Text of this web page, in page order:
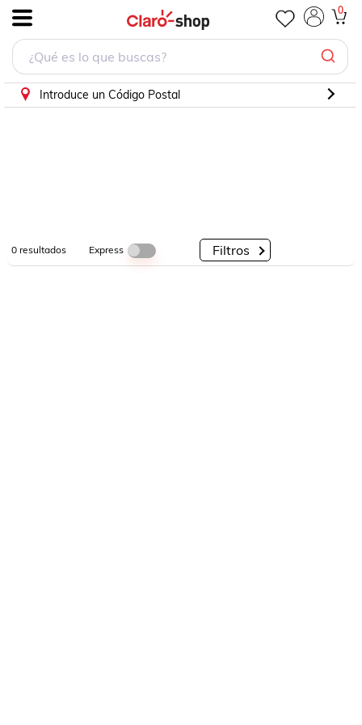
0
Introduce un Código Postal
0resultados Express Filtros
PorCategorías
PorMarcas
PorDescuento